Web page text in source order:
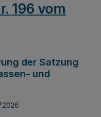
196 vom
der Satzung
und